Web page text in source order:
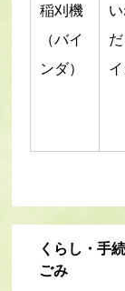
稲刈機
（バイ
ンダ）
イ
くらし・手
ごみ